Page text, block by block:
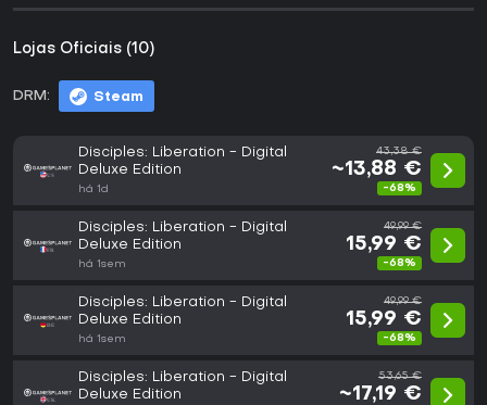
Lojas Oficiais (10)
DRM: Steam
Disciples: Liberation - Digital
Deluxe Edition
há 1d
43,38 €
~13,88 €
-68%
Disciples: Liberation - Digital
Deluxe Edition
há 1sem
49,99 €
15,99 €
-68%
Disciples: Liberation - Digital
Deluxe Edition
há 1sem
49,99 €
15,99 €
-68%
Disciples: Liberation - Digital
Deluxe Edition
53,65 €
~17,19 €